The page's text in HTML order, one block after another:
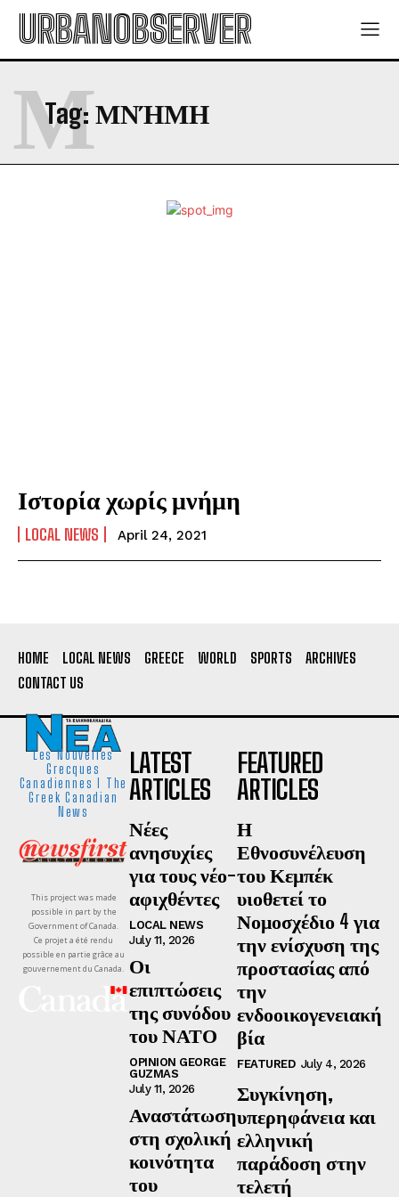
URBANOBSERVER
Tag: ΜΝΉΜΗ
Μ
Ιστορία χωρίς μνήμη
LOCAL NEWS April 24, 2021
HOME LOCAL NEWS GREECE WORLD SPORTS
ARCHIVES
CONTACT US
Les Nouvelles
Grecques
Canadiennes I The
Greek Canadian
News
This project was made
possible in part by the
Government of Canada.
Ce projet a été rendu
possible en partie grâce au
gouvernement du Canada.
LATEST
ARTICLES
Νέες
ανησυχίες
για τους νέο-
αφιχθέντες
LOCAL NEWS
July 11, 2026
Οι
επιπτώσεις
της συνόδου
του ΝΑΤΟ
OPINION GEORGE
GUZMAS
July 11, 2026
Αναστάτωση
στη σχολική
κοινότητα
του
FEATURED
ARTICLES
Η
Εθνοσυνέλευση
του Κεμπέκ
υιοθετεί το
Νομοσχέδιο 4 για
την ενίσχυση της
προστασίας από
την
ενδοοικογενειακή
βία
FEATURED July 4, 2026
Συγκίνηση,
υπερηφάνεια και
ελληνική
παράδοση στην
τελετή